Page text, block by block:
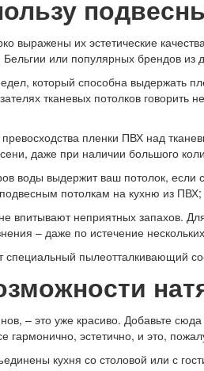
выражены их эстетические
или популярных брендов из
который способна выдержать
тканевых потолков
превосходства пленки ПВХ над
даже при наличии большого
воды выдержит ваш потолок,
потолкам на кухню из ПВХ;
впитывают неприятных запахов.
– даже по истечение
специальный пылеотталкивающий
– это уже красиво. Добавьте
гармонично, эстетично, и это,
кухня со столовой или с